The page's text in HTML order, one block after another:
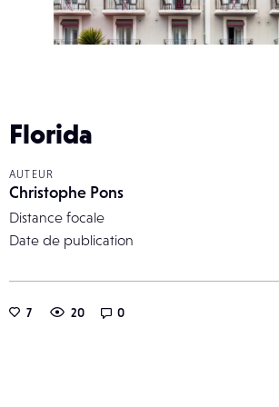
Florida
AUTEUR
Christophe Pons
Distance focale
Date de publication
7 20 0